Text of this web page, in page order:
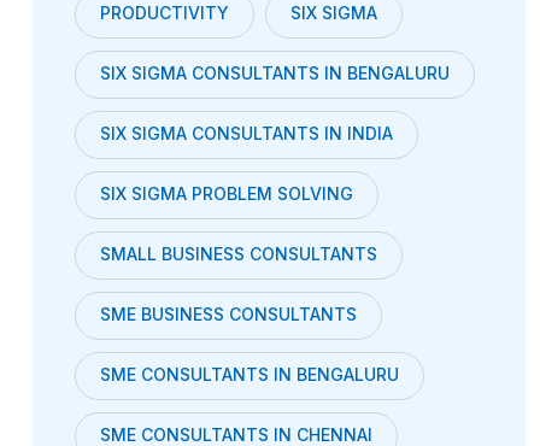
PRODUCTIVITY SIX SIGMA
SIX SIGMA CONSULTANTS IN BENGALURU
SIX SIGMA CONSULTANTS IN INDIA
SIX SIGMA PROBLEM SOLVING
SMALL BUSINESS CONSULTANTS
SME BUSINESS CONSULTANTS
SME CONSULTANTS IN BENGALURU
SME CONSULTANTS IN CHENNAI